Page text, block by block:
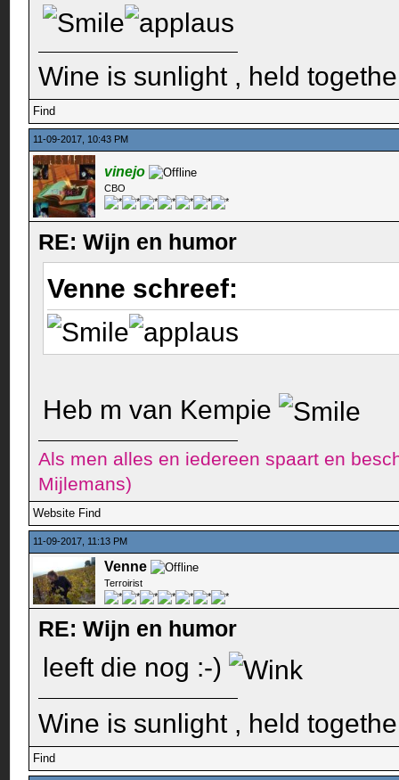
Wine is sunlight , held
Find
11-09-2017, 10:43 PM
vinejo
CBO
RE: Wijn en humor
Venne schreef:
Heb m van Kempie
Als men alles en iedereen spaart en
Mijlemans)
Website Find
11-09-2017, 11:13 PM
Venne
Terroirist
RE: Wijn en humor
leeft die nog :-)
Wine is sunlight , held
Find